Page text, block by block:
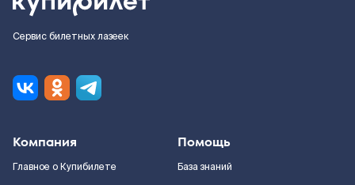
Сервис билетных лазеек
Компания
Главное о Купибилете
Помощь
База знаний